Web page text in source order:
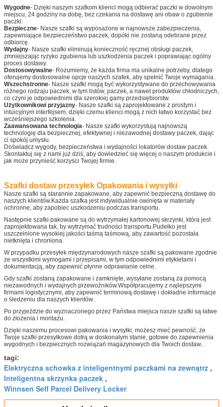
Wygodne- Dzięki naszym szafkom klienci mogą odbierać paczki w dowolnym
miejscu, 24 godziny na dobę, bez czekania na dostawę ani obaw o zgubienie
paczki.
Bezpieczne- Nasze szafki są wyposażone w najnowsze zabezpieczenia,
zapewniające bezpieczeństwo paczek, dopóki nie zostaną odebrane przez
odbiorcę.
Wydajny- Nasze szafki eliminują konieczność ręcznej obsługi paczek,
zmniejszając ryzyko zgubienia lub uszkodzenia paczek i poprawiając ogólny
proces dostawy.
Dostosowywalne- Rozumiemy, że każda firma ma unikalne potrzeby, dlatego
oferujemy dostosowalne opcje naszych szafek, aby spełnić Twoje wymagania.
Wszechstronne- Nasze szafki mogą być wykorzystywane do przechowywania
różnego rodzaju paczek, w tym listów, paczek, a nawet produktów chłodniczych,
co czyni je odpowiednimi dla szerokiej gamy przedsiębiorstw.
Użytkownikowi przyjazny- Nasze szafki są zaprojektowane z prostym i
intuicyjnym interfejsem, dzięki czemu klienci mogą z nich łatwo korzystać bez
wcześniejszego szkolenia.
Zaawansowana technologia- Nasze szafki wykorzystują najnowszą
technologię dla bezpiecznej, efektywnej i niezawodnej dostawy paczek, dając
ci spokój umysłu.
Doświadcz wygody, bezpieczeństwa i wydajności lokatorów dostaw paczek.
Skontaktuj się z nami już dziś, aby dowiedzieć się więcej o naszym produkcie i
jak może przynieść korzyści Twojej firmie.
Szafki dostaw przesyłek Opakowania i wysyłki
Nasze szafki są starannie zapakowane, aby zapewnić bezpieczną dostawę do
naszych klientów.Każda szafka jest indywidualnie owinięta w materiały
ochronne, aby zapobiec uszkodzeniu podczas transportu.
Następnie szafki pakowane są do wytrzymałej kartonowej skrzynki, która jest
zaprojektowana tak, by wytrzymać trudności transportu.Pudełko jest
uszczelnione wysokiej jakości taśmą taśmową, aby zawartość pozostała
nietknięta i chroniona.
W przypadku przesyłek międzynarodowych nasze szafki są pakowane zgodnie
ze wszystkimi wymogami i przepisami, w tym odpowiednimi etykietami i
dokumentacją, aby zapewnić płynne odprawianie celne.
Gdy szafki zostaną zapakowane i zamknięte, wysyłane zostaną za pomocą
niezawodnych i wydajnych przewoźników.Współpracujemy z najlepszymi
firmami logistycznymi, aby zapewnić terminową dostawę i dokładne informacje
o śledzeniu dla naszych klientów..
Po przyjeździe do wyznaczonego przez Państwa miejsca nasze szafki są łatwe
do złożenia i montażu.
Dzięki naszemu procesowi pakowania i wysyłki, możesz mieć pewność, że
Twoje szafki przesyłkowe dotrą w doskonałym stanie, gotowe do zapewnienia
wygodnych i bezpiecznych rozwiązań magazynowych dla Twoich dostaw..
tagi:
Elektryczna schowka z inteligentnymi paczkami na zewnątrz ,
Inteligentna skrzynka paczek ,
Winnsen Self Parcel Delivery Locker